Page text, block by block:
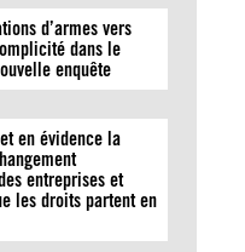
d’armes vers
dans le
enquête
en évidence la
entreprises et
les droits partent en